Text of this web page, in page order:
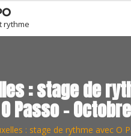
rythme
: stage de
O Passo –
: stage de rythme avec O